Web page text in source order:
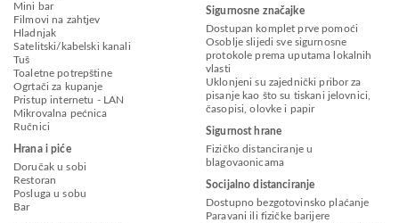
Mini bar
Filmovi na zahtjev
Hladnjak
Satelitski/kabelski kanali
Tuš
Toaletne potrepštine
Ogrtači za kupanje
Pristup internetu - LAN
Mikrovalna pećnica
Ručnici
Hrana i piće
Doručak u sobi
Restoran
Posluga u sobu
Bar
Sigurnosne značajke
Dostupan komplet prve pomoći
Osoblje slijedi sve sigurnosne
protokole prema uputama lokalnih
vlasti
Uklonjeni su zajednički pribor za
pisanje kao što su tiskani jelovnici,
časopisi, olovke i papir
Sigurnost hrane
Fizičko distanciranje u
blagovaonicama
Socijalno distanciranje
Dostupno bezgotovinsko plaćanje
Paravani ili fizičke barijere